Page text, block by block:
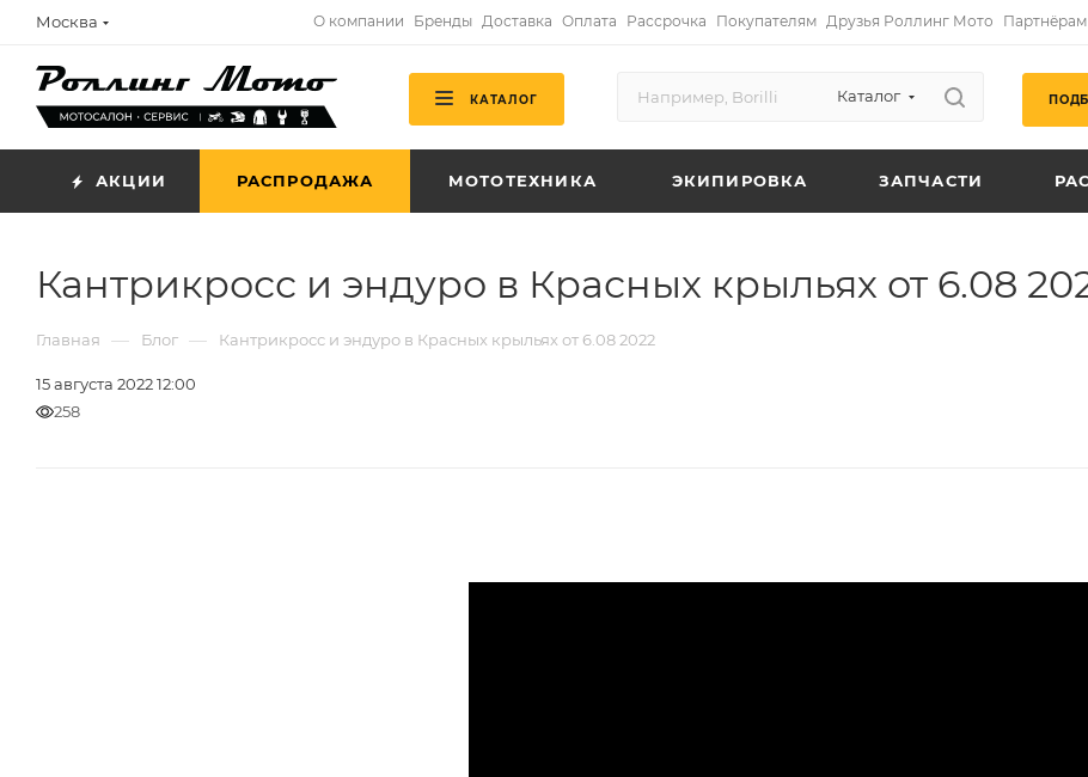
Москва О компании Бренды Доставка Оплата Рассрочка Покупателям Друзья Роллинг Мото Партнёрам
КАТАЛОГ Каталог
АКЦИИ РАСПРОДАЖА МОТОТЕХНИКА ЭКИПИРОВКА ЗАПЧАСТИ
Кантрикросс и эндуро в Красных крыльях от 6.08
Главная — Блог — Кантрикросс и эндуро в Красных крыльях от 6.08 2022
15 августа 2022 12:00
258